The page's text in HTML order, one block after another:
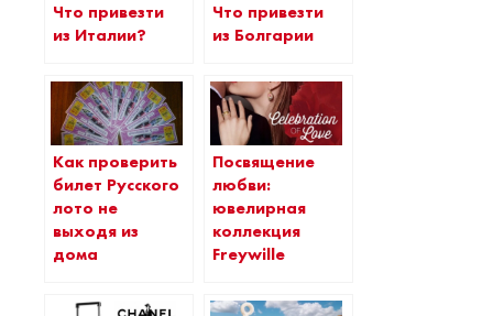
Что привезти
из Италии?
Что привезти
из Болгарии
Как проверить
билет Русского
лото не
выходя из
дома
Посвящение
любви:
ювелирная
коллекция
Freywille